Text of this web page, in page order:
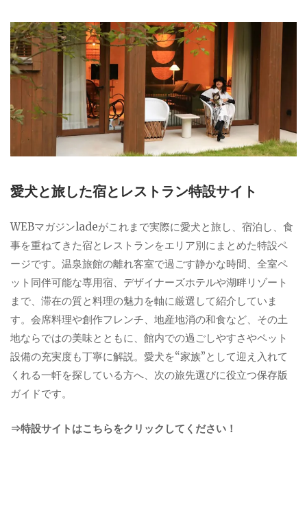
愛犬と旅した宿とレストラン特設サイト
WEBマガジンladeがこれまで実際に愛犬と旅し、宿泊し、食
事を重ねてきた宿とレストランをエリア別にまとめた特設ペ
ージです。温泉旅館の離れ客室で過ごす静かな時間、全室ペ
ット同伴可能な専用宿、デザイナーズホテルや湖畔リゾート
まで、滞在の質と料理の魅力を軸に厳選して紹介していま
す。会席料理や創作フレンチ、地産地消の和食など、その土
地ならではの美味とともに、館内での過ごしやすさやペット
設備の充実度も丁寧に解説。愛犬を“家族”として迎え入れて
くれる一軒を探している方へ、次の旅先選びに役立つ保存版
ガイドです。
⇒特設サイトはこちらをクリックしてください！